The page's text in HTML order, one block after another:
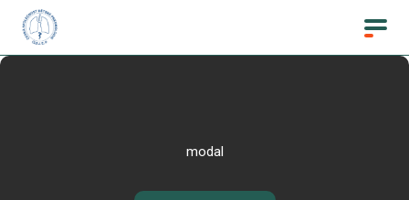
modal